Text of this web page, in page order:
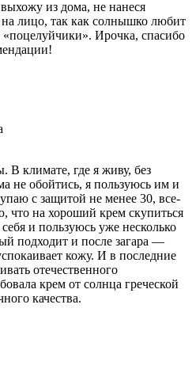
из дома, не нанеся
лицо, так как солнышко любит
«поцелуйчики». Ирочка, спасибо
В климате, где я живу, без
не обойтись, я пользуюсь им и
с защитой не менее 30, все-
что на хороший крем скупиться
и пользуюсь уже несколько
подходит и после загара —
кожу. И в последние
отечественного
крем от солнца греческой
качества.